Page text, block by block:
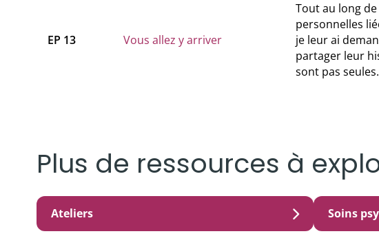
EP 13 Vous allez y arriver
Tout au long
personnelles
je leur ai
partager leur
sont pas seules.
Plus de ressources à
Ateliers Soins